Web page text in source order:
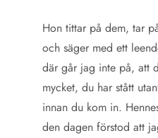
Hon tittar på dem, tar
och säger med ett
där går jag inte på, att
mycket, du har stått
innan du kom in.
den dagen förstod att